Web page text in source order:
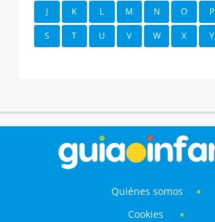
J K L M N O P
S T U V W X Y
Quiénes somos
Cookies